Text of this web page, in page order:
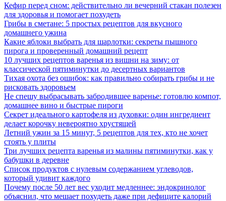
Кефир перед сном: действительно ли вечерний стакан полезен
для здоровья и помогает похудеть
Грибы в сметане: 5 простых рецептов для вкусного
домашнего ужина
Какие яблоки выбрать для шарлотки: секреты пышного
пирога и проверенный домашний рецепт
10 лучших рецептов варенья из вишни на зиму: от
классической пятиминутки до десертных вариантов
Тихая охота без ошибок: как правильно собирать грибы и не
рисковать здоровьем
Не спешу выбрасывать забродившее варенье: готовлю компот,
домашнее вино и быстрые пироги
Секрет идеального картофеля из духовки: один ингредиент
делает корочку невероятно хрустящей
Летний ужин за 15 минут, 5 рецептов для тех, кто не хочет
стоять у плиты
Три лучших рецепта варенья из малины пятиминутки, как у
бабушки в деревне
Список продуктов с нулевым содержанием углеводов,
который удивит каждого
Почему после 50 лет вес уходит медленнее: эндокринолог
объяснил, что мешает похудеть даже при дефиците калорий